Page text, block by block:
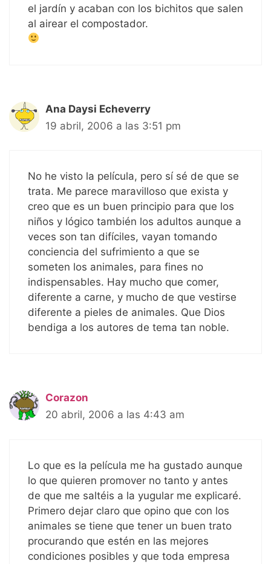
el jardín y acaban con los bichitos que salen
al airear el compostador.
Ana Daysi Echeverry
19 abril, 2006 a las 3:51 pm
No he visto la película, pero sí sé de que se
trata. Me parece maravilloso que exista y
creo que es un buen principio para que los
niños y lógico también los adultos aunque a
veces son tan difíciles, vayan tomando
conciencia del sufrimiento a que se
someten los animales, para fines no
indispensables. Hay mucho que comer,
diferente a carne, y mucho de que vestirse
diferente a pieles de animales. Que Dios
bendiga a los autores de tema tan noble.
Corazon
20 abril, 2006 a las 4:43 am
Lo que es la película me ha gustado aunque
lo que quieren promover no tanto y antes
de que me saltéis a la yugular me explicaré.
Primero dejar claro que opino que con los
animales se tiene que tener un buen trato
procurando que estén en las mejores
condiciones posibles y que toda empresa